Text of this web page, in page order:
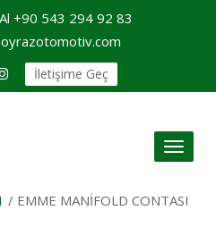
+90 543 294 92 83
İletişime Geç
Toggle
/ EMME MANİFOLD CONTASI